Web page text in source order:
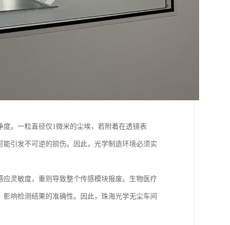
。一粒直径仅1微米的尘埃，若附着在透镜表
引发不可逆的损伤。因此，光学制造环境必须实
灵敏度，重则导致整个传感模块报废。生物医疗
响检测结果的准确性。因此，珠海光学无尘车间